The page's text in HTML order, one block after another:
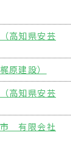
高知県安芸
原建設）
高知県安芸
市 有限会社